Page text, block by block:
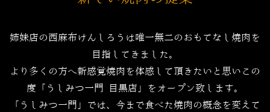
姉妹店の西麻布けんしろうは唯一無二のおもてなし焼肉を
目指してきました。
より多くの方へ新感覚焼肉を体感して頂きたいと思いこの
度「うしみつ一門 目黒店」をオープン致します。
「うしみつ一門」では、今まで食べた焼肉の概念を変えて